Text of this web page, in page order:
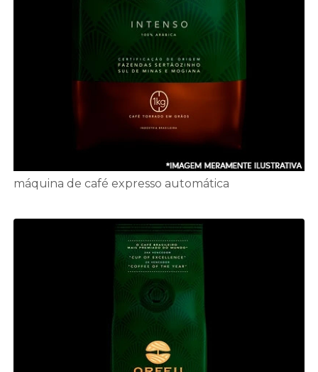
máquina de café expresso automática